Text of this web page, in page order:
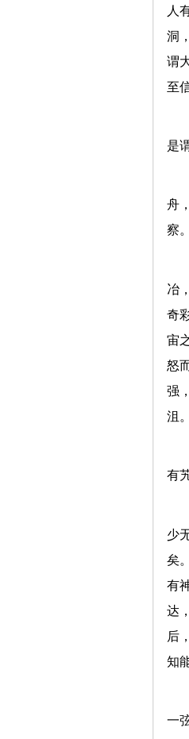
人
洞
谓
至
是
舟
察
冶
奇
宙
怒
强
有
少
矣
有
达
后
知
一